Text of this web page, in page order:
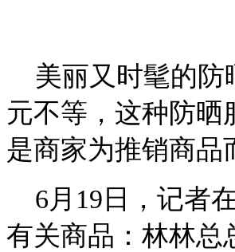
美丽又时髦的防
元不等，这种防晒
是商家为推销商品
6月19日，记者
有关商品：林林总